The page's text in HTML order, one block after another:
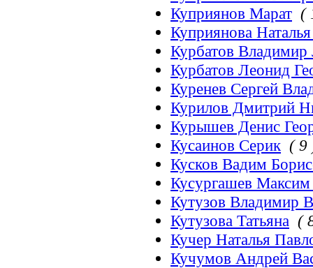
Куприянов Марат (
Куприянова
Курбатов
Курбатов Леонид
Куренев Сергей
Курилов Дмитрий
Курышев Денис
Кусаинов Серик ( 9
Кусков Вадим
Кусургашев
Кутузов Владимир
Кутузова Татьяна (
Кучер Наталья
Кучумов Андрей